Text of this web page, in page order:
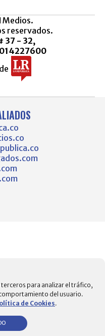
Medios.
reservados.
37 - 32,
para analizar el tráfico,
del usuario.
de Cookies.